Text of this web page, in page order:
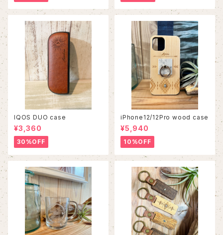
IQOS DUO case
¥3,360
30%OFF
iPhone12/12Pro wood case
¥5,940
10%OFF